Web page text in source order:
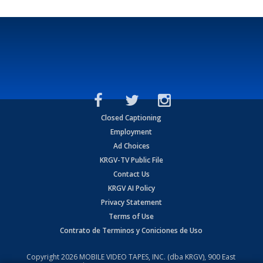
Closed Captioning
Employment
Ad Choices
KRGV-TV Public File
Contact Us
KRGV AI Policy
Privacy Statement
Terms of Use
Contrato de Terminos y Coniciones de Uso
Copyright2026 MOBILE VIDEO TAPES, INC. (dba KRGV), 900 East